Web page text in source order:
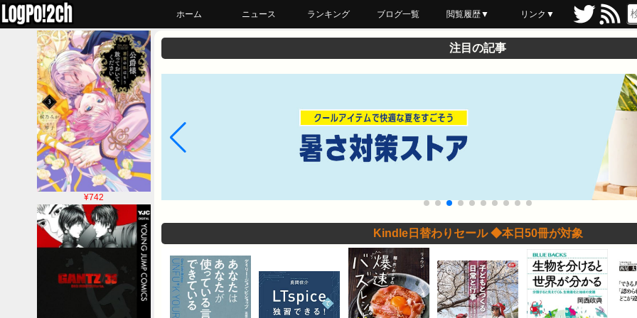
ホーム ニュース ランキング ブログ一覧 閲覧履歴▼
最近読んだ
あとで読む
ブックマーク
リンク▼
¥742
注目の記事
Kindle日替わりセール ◆本日50冊が対象